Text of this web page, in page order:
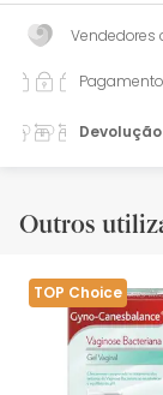
Vendedores
Pagamento
Outros
TOP Choice